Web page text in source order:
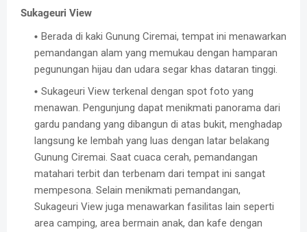
Sukageuri View
Berada di kaki Gunung Ciremai, tempat ini menawarkan
pemandangan alam yang memukau dengan hamparan
pegunungan hijau dan udara segar khas dataran tinggi.
Sukageuri View terkenal dengan spot foto yang
menawan. Pengunjung dapat menikmati panorama dari
gardu pandang yang dibangun di atas bukit, menghadap
langsung ke lembah yang luas dengan latar belakang
Gunung Ciremai. Saat cuaca cerah, pemandangan
matahari terbit dan terbenam dari tempat ini sangat
mempesona. Selain menikmati pemandangan,
Sukageuri View juga menawarkan fasilitas lain seperti
area camping, area bermain anak, dan kafe dengan